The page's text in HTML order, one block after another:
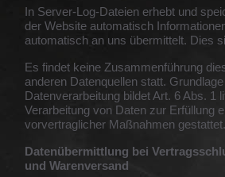
In Server-Log-Dateien erhebt und
der Website automatisch
automatisch an uns übermittelt. Dies
Es findet keine Zusammenführung
anderen Datenquellen statt.
Datenverarbeitung bildet Art. 6 Abs. 1
Verarbeitung von Daten zur Erfüllung
vorvertraglicher Maßnahmen gestattet.
Datenübermittlung bei
und Warenversand